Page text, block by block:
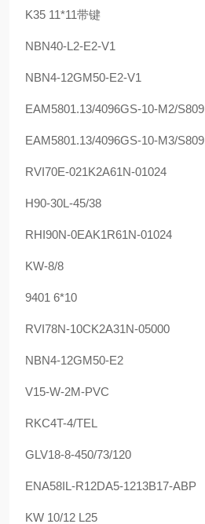
K35 11*11带键
NBN40-L2-E2-V1
NBN4-12GM50-E2-V1
EAM5801.13/4096GS-10-M2/S809
EAM5801.13/4096GS-10-M3/S809
RVI70E-021K2A61N-01024
H90-30L-45/38
RHI90N-0EAK1R61N-01024
KW-8/8
9401 6*10
RVI78N-10CK2A31N-05000
NBN4-12GM50-E2
V15-W-2M-PVC
RKC4T-4/TEL
GLV18-8-450/73/120
ENA58IL-R12DA5-1213B17-ABP
KW 10/12 L25